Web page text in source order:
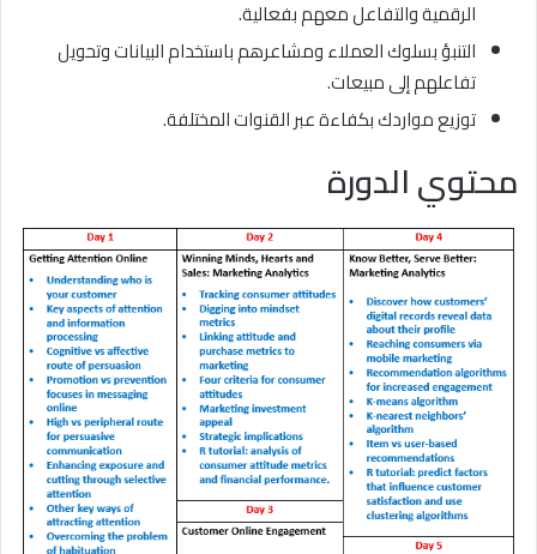
الرقمية والتفاعل معهم بفعالية.
التنبؤ بسلوك العملاء ومشاعرهم باستخدام البيانات وتحويل
تفاعلهم إلى مبيعات.
توزيع مواردك بكفاءة عبر القنوات المختلفة.
محتوي الدورة